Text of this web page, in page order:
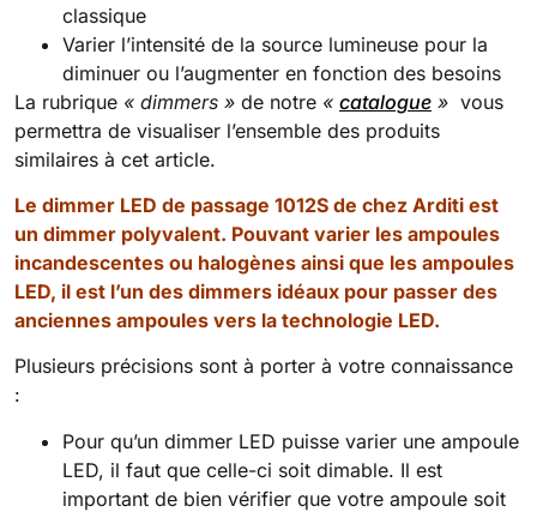
classique
Varier l’intensité de la source lumineuse pour la
diminuer ou l’augmenter en fonction des besoins
La rubrique « dimmers » de notre « catalogue » vous
permettra de visualiser l’ensemble des produits
similaires à cet article.
Le dimmer LED de passage 1012S de chez Arditi est
un dimmer polyvalent. Pouvant varier les ampoules
incandescentes ou halogènes ainsi que les ampoules
LED, il est l’un des dimmers idéaux pour passer des
anciennes ampoules vers la technologie LED.
Plusieurs précisions sont à porter à votre connaissance
:
Pour qu’un dimmer LED puisse varier une ampoule
LED, il faut que celle-ci soit dimable. Il est
important de bien vérifier que votre ampoule soit